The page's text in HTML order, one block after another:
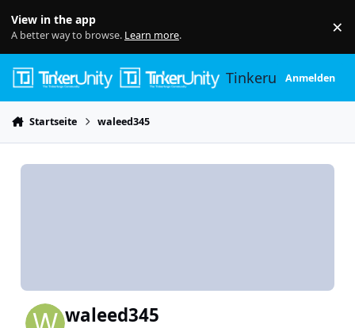
View in the app
A better way to browse. Learn more. ×
TinkerunityAnmelden
Startseite waleed345
waleed345